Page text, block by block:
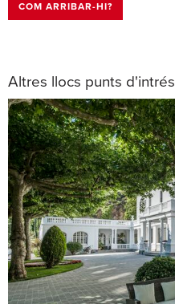
COM ARRIBAR-HI?
Altres llocs punts d'intrés